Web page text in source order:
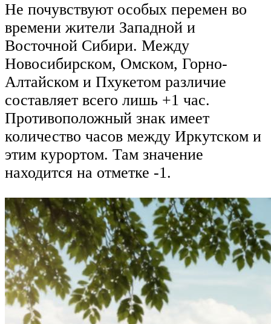
Не почувствуют особых перемен во
времени жители Западной и
Восточной Сибири. Между
Новосибирском, Омском, Горно-
Алтайском и Пхукетом различие
составляет всего лишь +1 час.
Противоположный знак имеет
количество часов между Иркутском и
этим курортом. Там значение
находится на отметке -1.